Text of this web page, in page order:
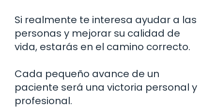
Si realmente te interesa ayudar a las
personas y mejorar su calidad de
vida, estarás en el camino correcto.
Cada pequeño avance de un
paciente será una victoria personal y
profesional.